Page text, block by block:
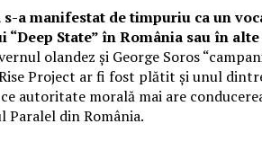
s-a manifestat de timpuriu ca un
State” în România sau în
olandez și George Soros
Project ar fi fost plătit și unul
autoritate morală mai are
Paralel din România.